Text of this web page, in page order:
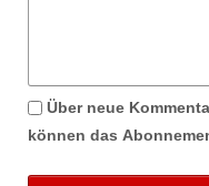
Über neue
können das